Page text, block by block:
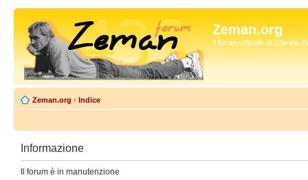
Zeman.org
Il forum ufficiale di Zdenek
Zeman.org ‹ Indice
Informazione
Il forum è in manutenzione